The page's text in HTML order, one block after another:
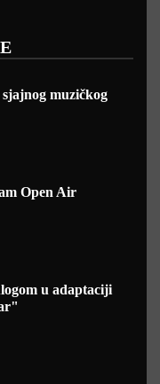
muzičkog
Open Air
u adaptaciji